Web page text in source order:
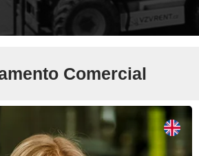
Comercial